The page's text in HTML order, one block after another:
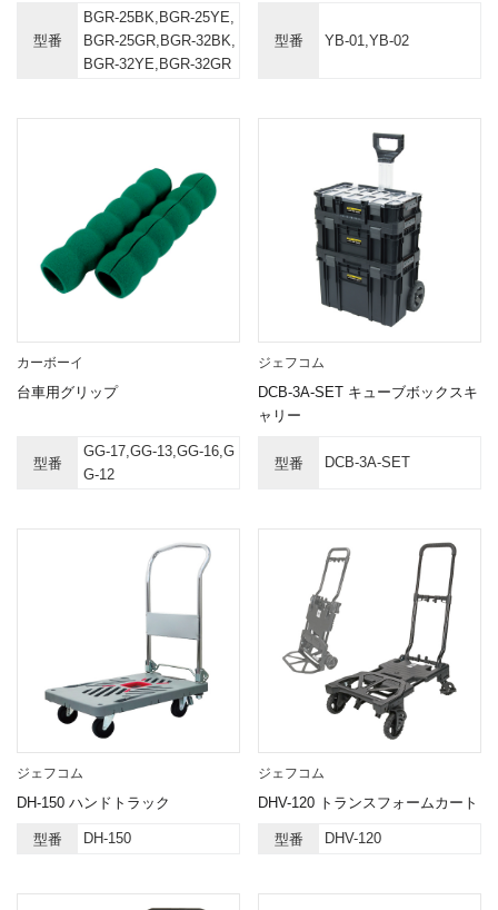
型番
BGR-25BK,BGR-25YE,
BGR-25GR,BGR-32BK,
BGR-32YE,BGR-32GR
型番 YB-01,YB-02
カーボーイ
台車用グリップ
型番
GG-17,GG-13,GG-16,G
G-12
ジェフコム
DCB-3A-SET キューブボックスキ
ャリー
型番 DCB-3A-SET
ジェフコム
DH-150 ハンドトラック
型番 DH-150
ジェフコム
DHV-120 トランスフォームカート
型番 DHV-120